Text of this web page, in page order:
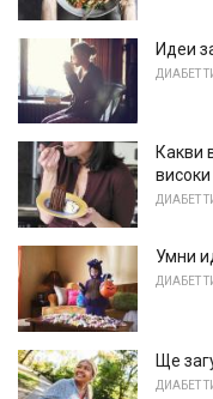
Идеи
ДИАБЕТ
Какви
ДИАБЕТ
Умни
ДИАБЕТ
Ще
ДИАБЕТ